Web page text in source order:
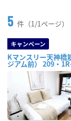
5 件（1/1ページ）
キャンペーン
Kマンスリー天神橋
ジアム前） 209・